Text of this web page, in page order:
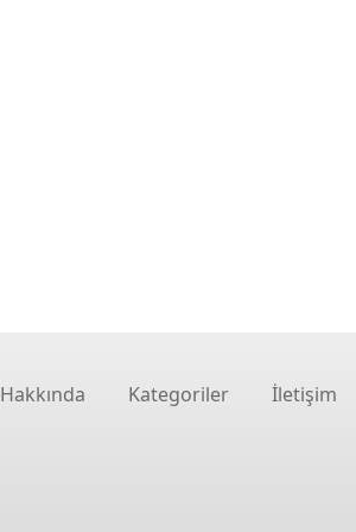
Hakkında Kategoriler İletişim